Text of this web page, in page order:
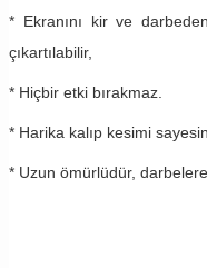
* Ekranını kir ve
çıkartılabilir,
* Hiçbir etki bırakmaz.
* Harika kalıp kesimi
* Uzun ömürlüdür,